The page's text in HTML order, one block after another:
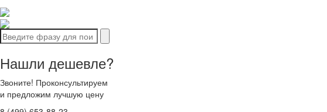
Нашли дешевле?
Звоните! Проконсультируем
и предложим лучшую цену